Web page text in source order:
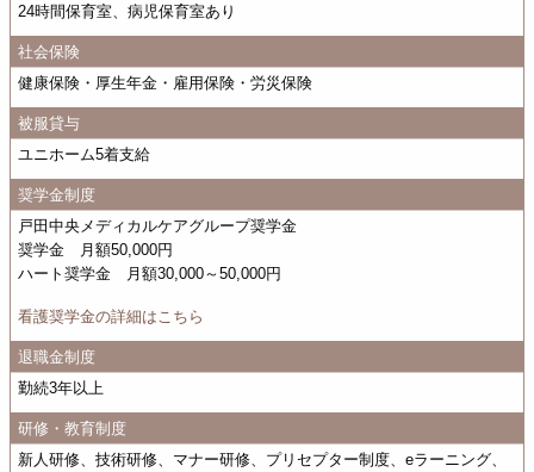
24時間保育室、病児保育室あり
社会保険
健康保険・厚生年金・雇用保険・労災保険
被服貸与
ユニホーム5着支給
奨学金制度
戸田中央メディカルケアグループ奨学金
奨学金 月額50,000円
ハート奨学金 月額30,000～50,000円
看護奨学金の詳細はこちら
退職金制度
勤続3年以上
研修・教育制度
新人研修、技術研修、マナー研修、プリセプター制度、eラーニング、